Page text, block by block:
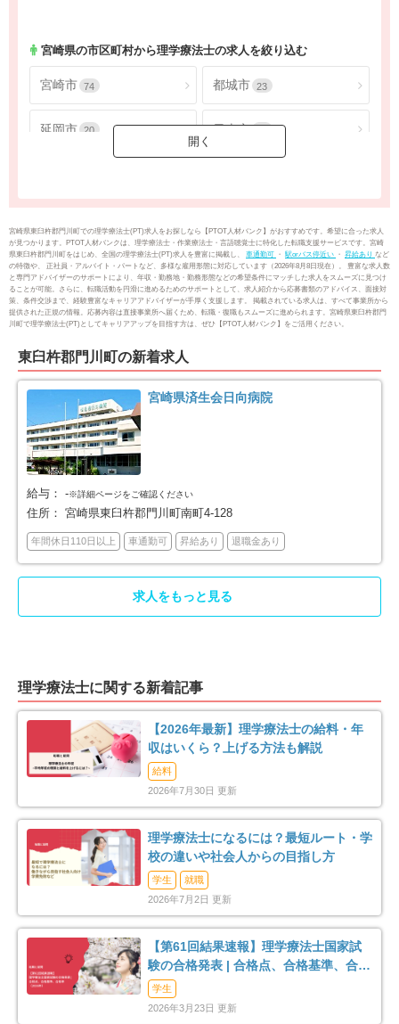
鹿児島県 313 沖縄県 258
宮崎県の市区町村から理学療法士の求人を絞り込む
宮崎市 74 都城市 23
延岡市 20 日南市
えびの市 1 北諸県郡三股町 4
西諸県郡高原町 1 児湯郡新富町 3
東臼杵郡門川町 2
宮崎県東臼杵郡門川町での理学療法士(PT)求人をお探しなら【PTOT人材バンク】がおすすめです。希望に合った求人
が見つかります。PTOT人材バンクは、理学療法士・作業療法士・言語聴覚士に特化した転職支援サービスです。宮崎
県東臼杵郡門川町をはじめ、全国の理学療法士(PT)求人を豊富に掲載し、 車通勤可 ・ 駅orバス停近い ・ 昇給あり など
の特徴や、 正社員・アルバイト・パートなど、多様な雇用形態に対応しています（2026年8月8日現在）。 豊富な求人数
と専門アドバイザーのサポートにより、年収・勤務地・勤務形態などの希望条件にマッチした求人をスムーズに見つけ
ることが可能。さらに、転職活動を円滑に進めるためのサポートとして、求人紹介から応募書類のアドバイス、面接対
策、条件交渉まで、経験豊富なキャリアアドバイザーが手厚く支援します。 掲載されている求人は、すべて事業所から
提供された正規の情報。応募内容は直接事業所へ届くため、転職・復職もスムーズに進められます。宮崎県東臼杵郡門
川町で理学療法士(PT)としてキャリアアップを目指す方は、ぜひ【PTOT人材バンク】をご活用ください。
東臼杵郡門川町の新着求人
宮崎県済生会日向病院
給与： -※詳細ページをご確認ください
住所： 宮崎県東臼杵郡門川町南町4-128
年間休日110日以上 車通勤可 昇給あり 退職金あり
求人をもっと見る
理学療法士に関する新着記事
【2026年最新】理学療法士の給料・年
収はいくら？上げる方法も解説
給料
2026年7月30日 更新
理学療法士になるには？最短ルート・学
校の違いや社会人からの目指し方
学生
就職
2026年7月2日 更新
【第61回結果速報】理学療法士国家試
験の合格発表 | 合格点、合格基準、合格
率（2026年）
学生
2026年3月23日 更新